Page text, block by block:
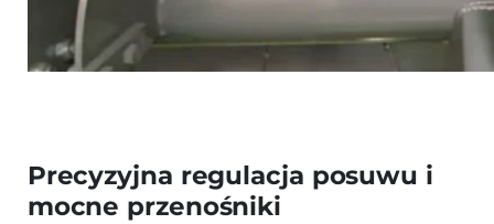
Precyzyjna regulacja posuwu i
mocne przenośniki